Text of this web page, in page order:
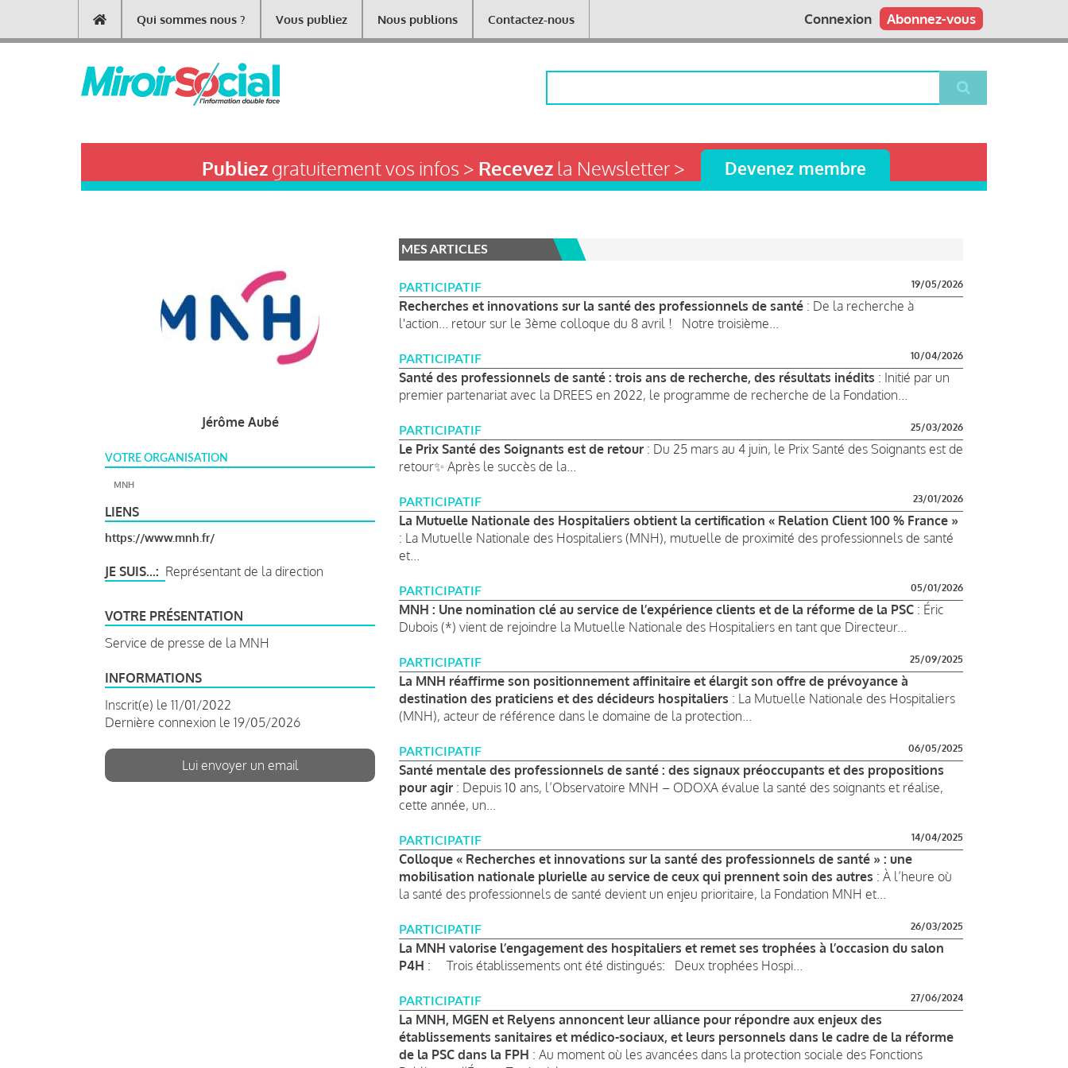
contenu
Main
navigation
Qui sommes nous ? Vous publiez Nous publions Contactez-nous Abonnez-vous
Connexion
Publiezgratuitement vos infos > Recevezla Newsletter > Devenez membre
Jérôme Aubé
VOTRE ORGANISATION
MNH
LIENS
https://www.mnh.fr/
JE SUIS... Représentant de la direction
VOTRE PRÉSENTATION
Service de presse de la MNH
INFORMATIONS
Inscrit(e) le 11/01/2022
Dernière connexion le 19/05/2026
Lui envoyer un email
MES ARTICLES
PARTICIPATIF 19/05/2026
Recherches et innovations sur la santé des professionnels de santé : De la recherche à
l'action... retour sur le 3ème colloque du 8 avril ! Notre troisième...
PARTICIPATIF 10/04/2026
Santé des professionnels de santé : trois ans de recherche, des résultats inédits : Initié par un
premier partenariat avec la DREES en 2022, le programme de recherche de la Fondation...
PARTICIPATIF 25/03/2026
Le Prix Santé des Soignants est de retour : Du 25 mars au 4 juin, le Prix Santé des Soignants est de
retour✨ Après le succès de la...
PARTICIPATIF 23/01/2026
La Mutuelle Nationale des Hospitaliers obtient la certification « Relation Client 100 % France »
: La Mutuelle Nationale des Hospitaliers (MNH), mutuelle de proximité des professionnels de santé
et...
PARTICIPATIF 05/01/2026
MNH : Une nomination clé au service de l’expérience clients et de la réforme de la PSC : Éric
Dubois (*) vient de rejoindre la Mutuelle Nationale des Hospitaliers en tant que Directeur...
PARTICIPATIF 25/09/2025
La MNH réaffirme son positionnement affinitaire et élargit son offre de prévoyance à
destination des praticiens et des décideurs hospitaliers : La Mutuelle Nationale des Hospitaliers
(MNH), acteur de référence dans le domaine de la protection...
PARTICIPATIF 06/05/2025
Santé mentale des professionnels de santé : des signaux préoccupants et des propositions
pour agir : Depuis 10 ans, l’Observatoire MNH – ODOXA évalue la santé des soignants et réalise,
cette année, un...
PARTICIPATIF 14/04/2025
Colloque « Recherches et innovations sur la santé des professionnels de santé » : une
mobilisation nationale plurielle au service de ceux qui prennent soin des autres : À l’heure où
la santé des professionnels de santé devient un enjeu prioritaire, la Fondation MNH et...
PARTICIPATIF 26/03/2025
La MNH valorise l’engagement des hospitaliers et remet ses trophées à l’occasion du salon
P4H : Trois établissements ont été distingués: Deux trophées Hospi...
PARTICIPATIF 27/06/2024
La MNH, MGEN et Relyens annoncent leur alliance pour répondre aux enjeux des
établissements sanitaires et médico-sociaux, et leurs personnels dans le cadre de la réforme
de la PSC dans la FPH : Au moment où les avancées dans la protection sociale des Fonctions